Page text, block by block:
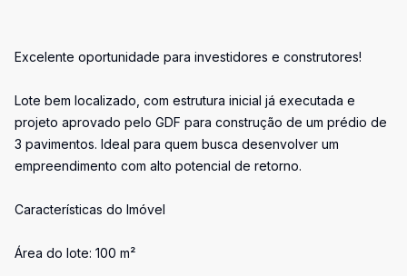
Excelente oportunidade para investidores e construtores!
Lote bem localizado, com estrutura inicial já executada e
projeto aprovado pelo GDF para construção de um prédio de
3 pavimentos. Ideal para quem busca desenvolver um
empreendimento com alto potencial de retorno.
Características do Imóvel
Área do lote: 100 m²